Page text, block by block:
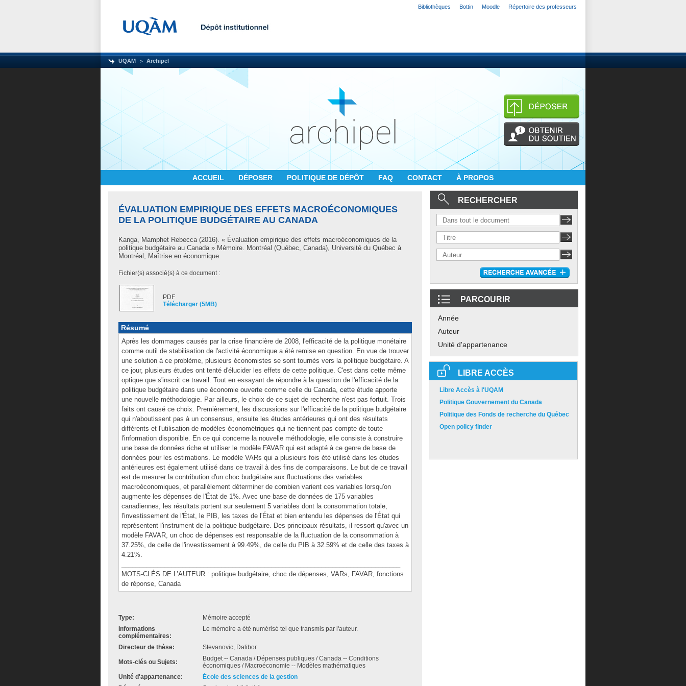
Bibliothèques Bottin Moodle Répertoire des professeurs
UQAM Archipel
ACCUEIL DÉPOSER POLITIQUE DE DÉPÔT FAQ CONTACT À PROPOS
ÉVALUATION EMPIRIQUE DES EFFETS MACROÉCONOMIQUES
DE LA POLITIQUE BUDGÉTAIRE AU CANADA
Kanga, Mamphet Rebecca(2016). « Évaluation empirique des effets macroéconomiques de la
politique budgétaire au Canada » Mémoire. Montréal (Québec, Canada), Université du Québec à
Montréal, Maîtrise en économique.
Fichier(s) associé(s) à ce document :
PDF
Télécharger (5MB)
Résumé
Après les dommages causés par la crise financière de 2008, l'efficacité de la politique monétaire
comme outil de stabilisation de l'activité économique a été remise en question. En vue de trouver
une solution à ce problème, plusieurs économistes se sont tournés vers la politique budgétaire. A
ce jour, plusieurs études ont tenté d'élucider les effets de cette politique. C'est dans cette même
optique que s'inscrit ce travail. Tout en essayant de répondre à la question de l'efficacité de la
politique budgétaire dans une économie ouverte comme celle du Canada, cette étude apporte
une nouvelle méthodologie. Par ailleurs, le choix de ce sujet de recherche n'est pas fortuit. Trois
faits ont causé ce choix. Premièrement, les discussions sur l'efficacité de la politique budgétaire
qui n'aboutissent pas à un consensus, ensuite les études antérieures qui ont des résultats
différents et l'utilisation de modèles économétriques qui ne tiennent pas compte de toute
l'information disponible. En ce qui concerne la nouvelle méthodologie, elle consiste à construire
une base de données riche et utiliser le modèle FAVAR qui est adapté à ce genre de base de
données pour les estimations. Le modèle VARs qui a plusieurs fois été utilisé dans les études
antérieures est également utilisé dans ce travail à des fins de comparaisons. Le but de ce travail
est de mesurer la contribution d'un choc budgétaire aux fluctuations des variables
macroéconomiques, et parallèlement déterminer de combien varient ces variables lorsqu'on
augmente les dépenses de l'État de 1%. Avec une base de données de 175 variables
canadiennes, les résultats portent sur seulement 5 variables dont la consommation totale,
l'investissement de l'État, le PIB, les taxes de l'État et bien entendu les dépenses de l'État qui
représentent l'instrument de la politique budgétaire. Des principaux résultats, il ressort qu'avec un
modèle FAVAR, un choc de dépenses est responsable de la fluctuation de la consommation à
37.25%, de celle de l'investissement à 99.49%, de celle du PIB à 32.59% et de celle des taxes à
4.21%.
MOTS-CLÉS DE L’AUTEUR : politique budgétaire, choc de dépenses, VARs, FAVAR, fonctions
de réponse, Canada
Type:
Mémoire accepté
Informations
complémentaires:
Le mémoire a été numérisé tel que transmis par l'auteur.
Directeur de thèse: Stevanovic, Dalibor
Mots-clés ou Sujets:
Budget -- Canada / Dépenses publiques / Canada -- Conditions
économiques / Macroéconomie -- Modèles mathématiques
Unité d'appartenance:
École des sciences de la gestion
RECHERCHER
PARCOURIR
Année
Auteur
Unité d'appartenance
LIBRE ACCÈS
Libre Accès à l'UQAM
Politique Gouvernement du Canada
Politique des Fonds de recherche du Québec
Open policy finder